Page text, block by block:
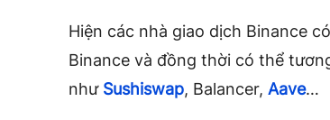
Hiện các nhà giao dịch Binance
Binance và đồng thời có thể
như Sushiswap, Balancer, Aave…